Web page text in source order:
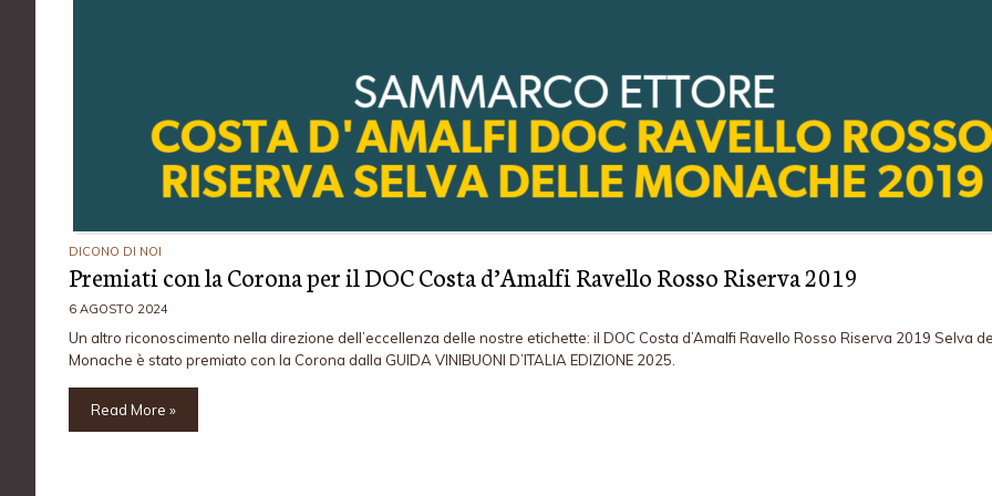
DICONO DI NOI
Premiati con la Corona per il DOC Costa d’Amalfi Ravello Rosso Riserva 2019
6 AGOSTO 2024
Un altro riconoscimento nella direzione dell’eccellenza delle nostre etichette: il DOC Costa d’Amalfi Ravello Rosso Riserva 2019 Selva
Monache è stato premiato con la Corona dalla GUIDA VINIBUONI D’ITALIA EDIZIONE 2025.
Read More »